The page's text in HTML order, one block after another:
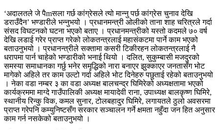
‘अदालतले जे पैmसला गर्छ कांग्रेसले त्यो मान्नु पर्छ कांग्रेस चुनाव देखि
डराउँदैन’ भण्डारीले भन्नुभयो । प्रधानमन्त्री ओलीको ताना शाह चरित्रले गर्दा
संसद विघटनको घटना भएको बताए । प्रधानमन्त्रीको यस्तो कदमले ७० वर्ष
देखि लडाई गरेर प्राप्त गरेको लोकतन्त्रलाई महासंकटमा पार्ने काम भएको
बताउनुभयो । प्रधानन्त्रीले सक्तामा कसरी टिकीरहन लोकतन्त्रलाई नै
धरापमा पार्न चाहेको भण्डारीको भनाई थियो । दलित, सुकुम्बासी मजदुरको
समस्या समाधानका गर्छु भनेर समृद्धिको नारा बनाएर झुक्काएर जनतासँग भोट
मागेको अहिले तर काम उल्टो गर्दा अहिले भोट दिनेहरु पछुताई रहेको बताउनुभयो
। नेका वडा नम्बर ३ का वडा अध्यक्ष बालचन्द्र घिमिरेको अध्यक्षतामा भएको
कार्यक्रममा माग्दे गाउँपालिकी अध्यक्ष मायादेवी राना, उपाध्यक्ष बालकृष्ण घिमिरे,
स्थानीय रिन्कु विक, कमल सुनार, टोलबहादुर घिमिरे, लगायतले ठुलो अवसरमा
प्राप्त गरेपनि कम्युनिष्टसँग सरकार सञ्चालन गर्ने क्षमता नहुँदा जन हित अनुसार
काम गर्न नसकेको बताउनुभयो ।